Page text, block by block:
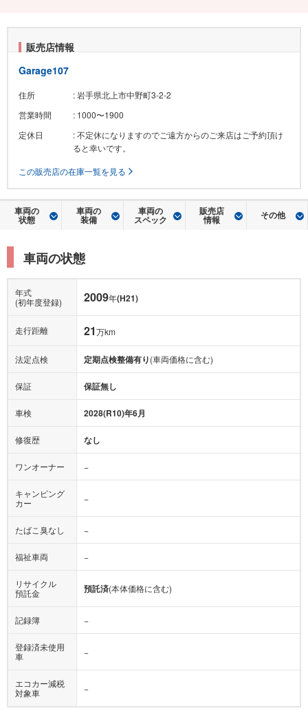
販売店情報
Garage107
住所
: 岩手県北上市中野町3-2-2
営業時間
: 1000〜1900
定休日
: 不定休になりますのでご遠方からのご来店はご予約頂け
ると幸いです。
この販売店の在庫一覧を見る
車両の
状態
車両の
装備
車両の
スペック
販売店
情報 その他
車両の状態
年式
(初年度登録)
2009年(H21)
走行距離 21万km
法定点検 定期点検整備有り(車両価格に含む)
保証 保証無し
車検 2028(R10)年6月
修復歴 なし
ワンオーナー −
キャンピング
カー
−
たばこ臭なし −
福祉車両 −
リサイクル
預託金
預託済(本体価格に含む)
記録簿 −
登録済未使用
車
−
エコカー減税
対象車
−